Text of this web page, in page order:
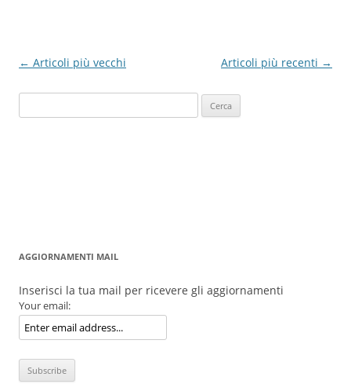
Navigazione
← Articoli più vecchi Articoli più recenti →
per:
AGGIORNAMENTI MAIL
Inserisci la tua mail per ricevere gli aggiornamenti
Your email: